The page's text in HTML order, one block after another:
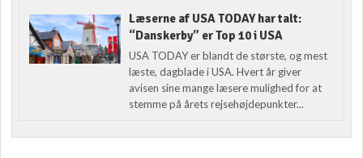
Læserne af USA TODAY har talt:
“Danskerby” er Top 10 i USA
USA TODAY er blandt de største, og mest
læste, dagblade i USA. Hvert år giver
avisen sine mange læsere mulighed for at
stemme på årets rejsehøjdepunkter...